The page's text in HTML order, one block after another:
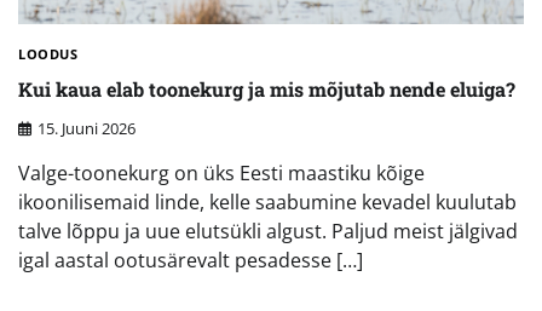
LOODUS
Kui kaua elab toonekurg ja mis mõjutab nende eluiga?
15. Juuni 2026
Valge-toonekurg on üks Eesti maastiku kõige
ikoonilisemaid linde, kelle saabumine kevadel kuulutab
talve lõppu ja uue elutsükli algust. Paljud meist jälgivad
igal aastal ootusärevalt pesadesse […]